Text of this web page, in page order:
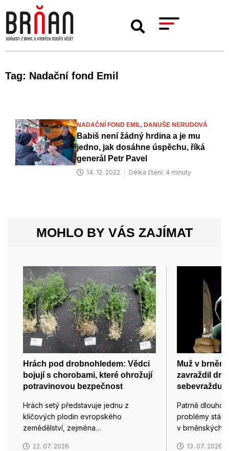
Tag: Nadační fond Emil
NADAČNÍ FOND EMIL, DANUŠE NERUDOVÁ
Babiš není žádný hrdina a je mu
jedno, jak dosáhne úspěchu, říká
generál Petr Pavel
14. 12. 2022 Délka čtení: 4 minuty
MOHLO BY VÁS ZAJÍMAT
Hrách pod drobnohledem: Vědci
bojují s chorobami, které ohrožují
potravinovou bezpečnost
Hrách setý představuje jednu z
klíčových plodin evropského
zemědělství, zejména…
22. 07. 2026
Muž v
zavraždil
sebevraždu
Patrně
problémy stály
v brněnských
13. 07. 2026